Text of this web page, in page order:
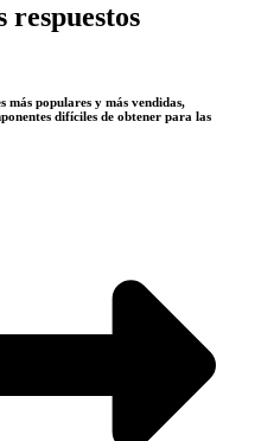
respuestos
más populares y más vendidas,
difíciles de obtener para las